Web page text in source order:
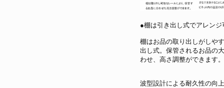
●棚は引き出し式でアレンジ
棚はお品の取り出しがしや
出し式。保管されるお品の
わせ、高さ調整ができます。
波型設計による耐久性の向